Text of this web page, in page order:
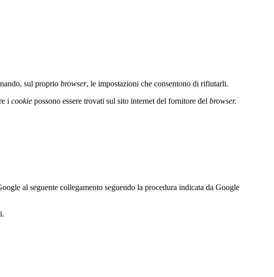
sul proprio browser, le impostazioni che consentono di rifiutarli.
i cookie possono essere trovati sul sito internet del fornitore del browser.
al seguente collegamento seguendo la procedura indicata da Google